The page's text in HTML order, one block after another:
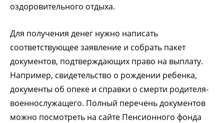
оздоровительного отдыха.
Для получения денег нужно написать
соответствующее заявление и собрать пакет
документов, подтверждающих право на выплату.
Например, свидетельство о рождении ребенка,
документы об опеке и справки о смерти родителя-
военнослужащего. Полный перечень документов
можно посмотреть на сайте Пенсионного фонда